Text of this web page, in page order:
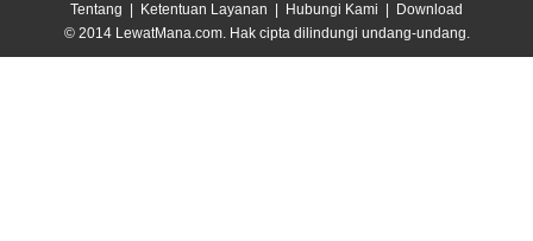
Tentang Ketentuan Layanan Hubungi Kami
Download
© 2014 LewatMana.com. Hak cipta dilindungi undang-undang.